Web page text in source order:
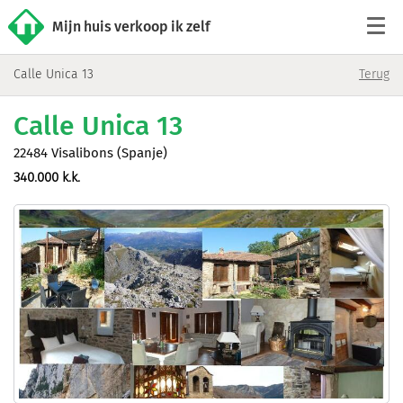
Mijn huis verkoop ik zelf
Woningaanbod
Reviews
Contact
Verkoop starten
Calle Unica 13 Terug
Calle Unica 13
22484 Visalibons (Spanje)
340.000 k.k.